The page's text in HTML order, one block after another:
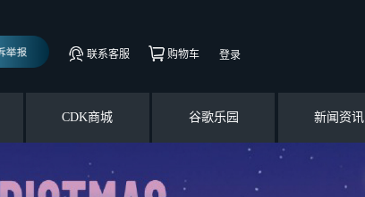
联系客服 购物车 登录
CDK商城 谷歌乐园 新闻资讯